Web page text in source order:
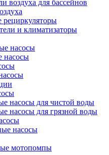
воздуха для бассейнов
рециркуляторы
и климатизаторы
насосы
насосы
насосы для чистой воды
насосы для грязной воды
насосы
мотопомпы